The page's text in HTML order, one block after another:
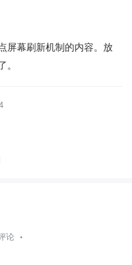
屏幕刷新机制的内容。放
论